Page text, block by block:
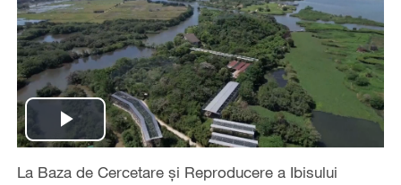
Play
La Baza de Cercetare și Reproducere a Ibisului